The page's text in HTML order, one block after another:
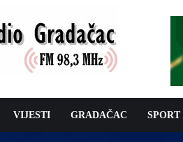
VIJESTI GRADAČAC SPORT